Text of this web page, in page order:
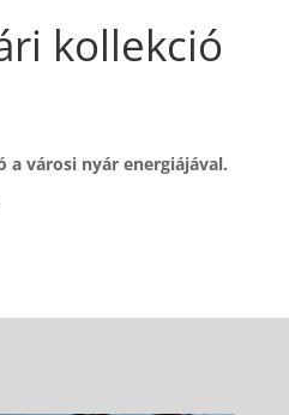
kollekció
a városi nyár energiájával.